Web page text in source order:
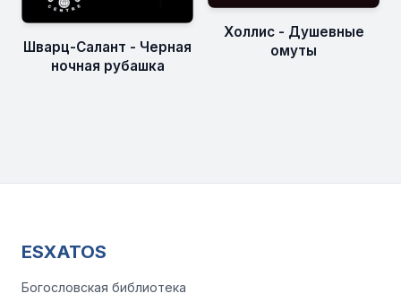
Шварц-Салант - Черная
ночная рубашка
Холлис - Душевные
омуты
ESXATOS
Богословская библиотека